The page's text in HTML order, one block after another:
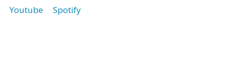
Youtube Spotify